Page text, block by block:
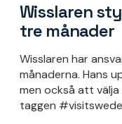
Wisslaren
tre månader
Wisslaren har
månaderna. Hans
men också att
taggen